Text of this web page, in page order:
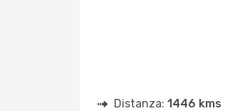
Distanza: 1446 kms